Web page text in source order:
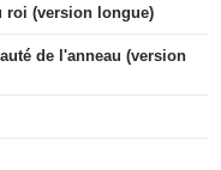
roi (version longue)
de l'anneau (version